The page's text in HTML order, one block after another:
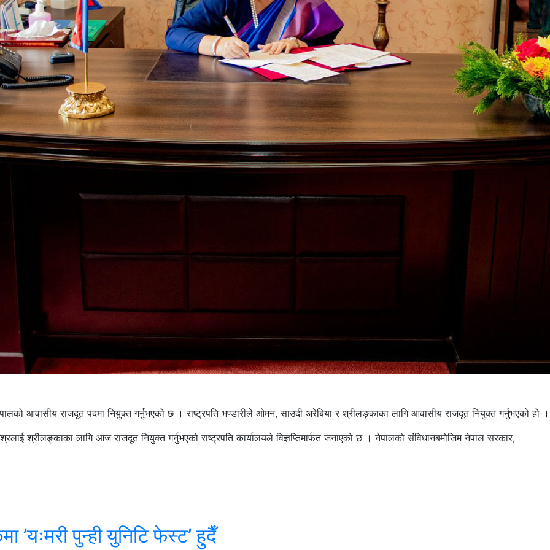
आवासीय राजदूत पदमा नियुक्त गर्नुभएको छ । राष्ट्रपति भण्डारीले ओमन, साउदी अरेबिया र श्रीलङ्काका लागि आवासीय राजदूत नियुक्त गर्नुभएको हो ।
श्रीलङ्काका लागि आज राजदूत नियुक्त गर्नुभएको राष्ट्रपति कार्यालयले विज्ञप्तिमार्फत जनाएको छ । नेपालको संविधानबमोजिम नेपाल सरकार,
’यःमरी पुन्ही युनिटि फेस्ट’ हुदैँ